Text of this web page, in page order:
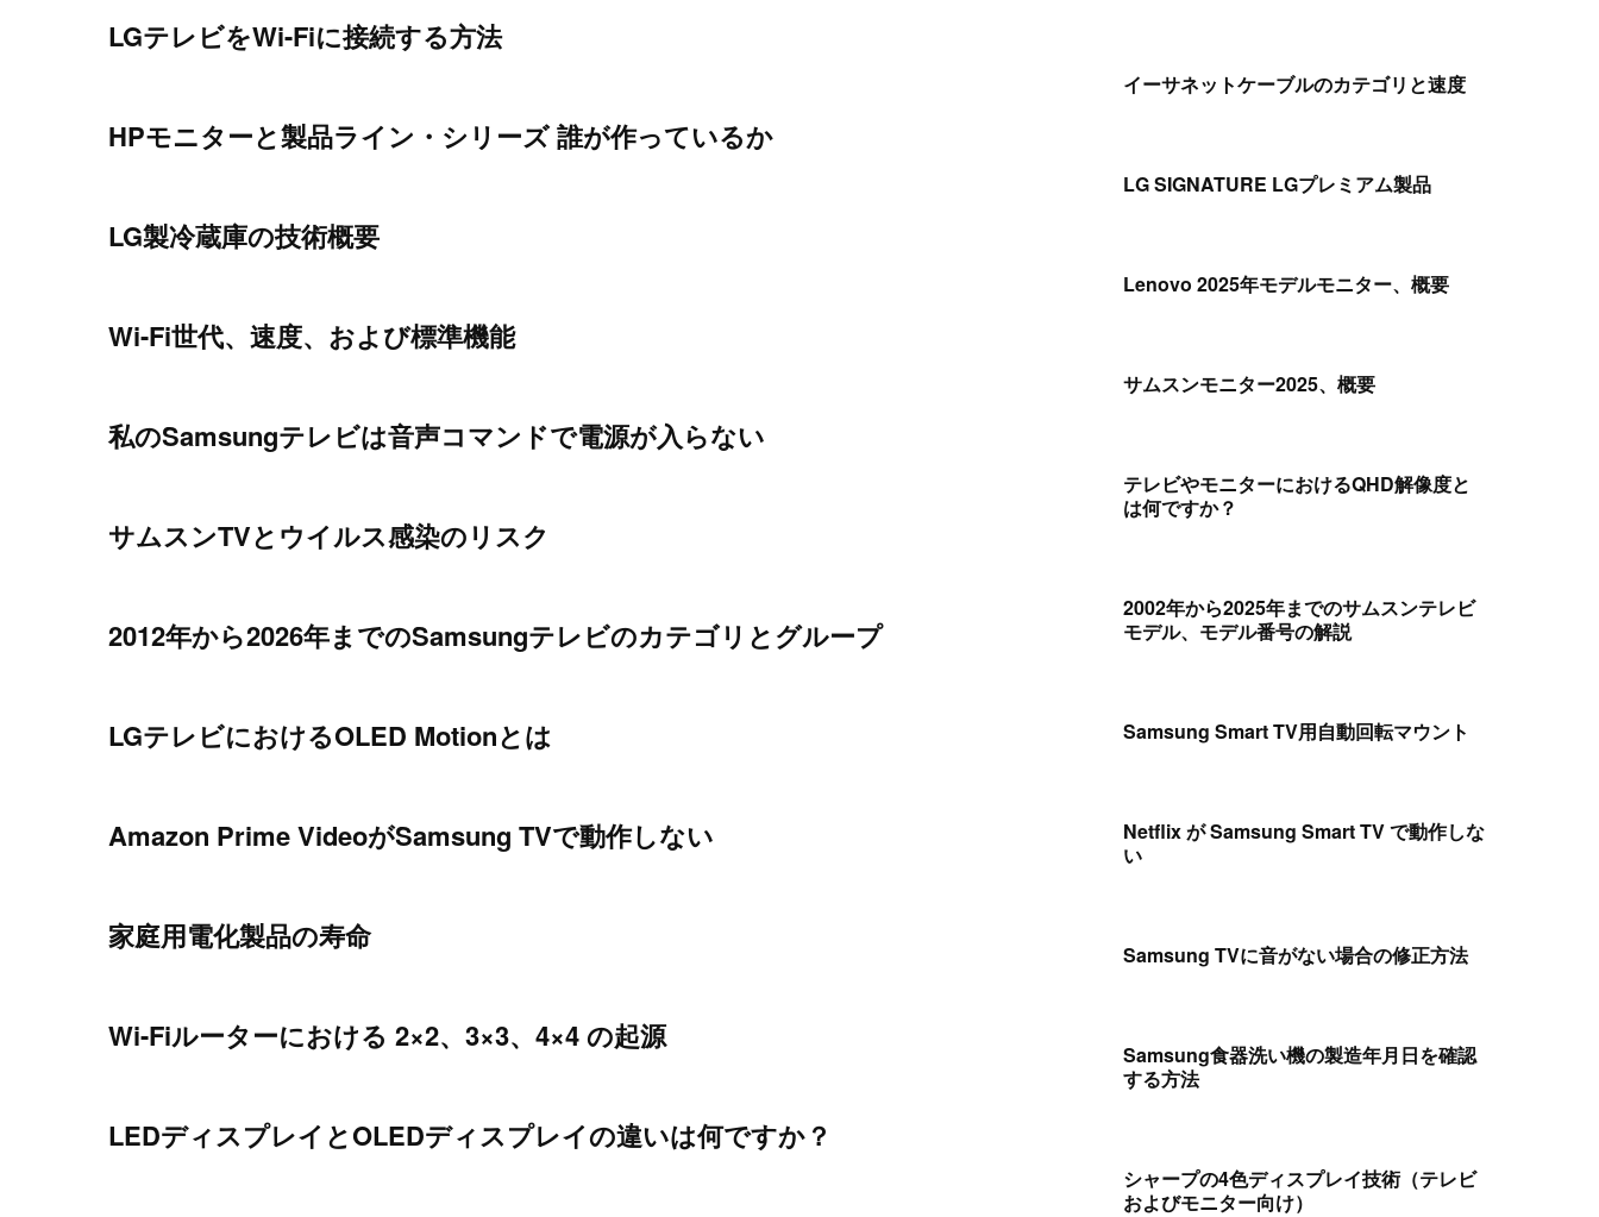
LGテレビをWi-Fiに接続する方法
HPモニターと製品ライン・シリーズ 誰が作っているか
LG製冷蔵庫の技術概要
Wi-Fi世代、速度、および標準機能
私のSamsungテレビは音声コマンドで電源が入らない
サムスンTVとウイルス感染のリスク
2012年から2026年までのSamsungテレビのカテゴリとグループ
LGテレビにおけるOLED Motionとは
Amazon Prime VideoがSamsung TVで動作しない
家庭用電化製品の寿命
Wi-Fiルーターにおける 2×2、3×3、4×4 の起源
LEDディスプレイとOLEDディスプレイの違いは何ですか？
イーサネットケーブルのカテゴリと速度
LG SIGNATURE LGプレミアム製品
Lenovo 2025年モデルモニター、概要
サムスンモニター2025、概要
テレビやモニターにおけるQHD解像度と
は何ですか？
2002年から2025年までのサムスンテレビ
モデル、モデル番号の解説
Samsung Smart TV用自動回転マウント
Netflix が Samsung Smart TV で動作しな
い
Samsung TVに音がない場合の修正方法
Samsung食器洗い機の製造年月日を確認
する方法
シャープの4色ディスプレイ技術（テレビ
およびモニター向け）